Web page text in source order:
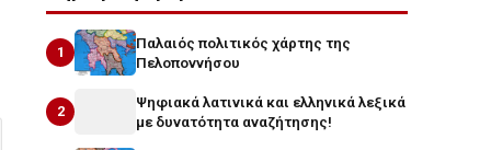
1
Παλαιός πολιτικός χάρτης της
Πελοποννήσου
2
Ψηφιακά λατινικά και ελληνικά λεξικά
με δυνατότητα αναζήτησης!